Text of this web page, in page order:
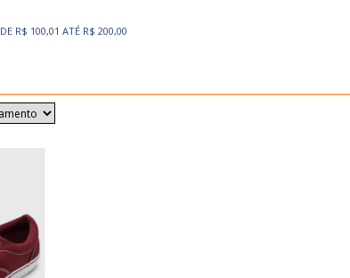
DE R$ 100,01 ATÉ R$ 200,00